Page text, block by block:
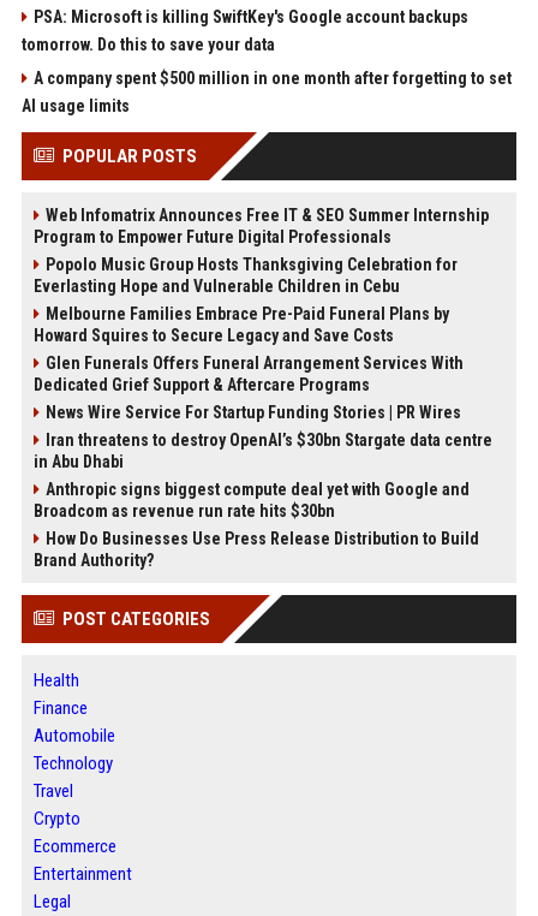
PSA: Microsoft is killing SwiftKey's Google account backups
tomorrow. Do this to save your data
A company spent $500 million in one month after forgetting to set
AI usage limits
POPULAR POSTS
Web Infomatrix Announces Free IT & SEO Summer Internship
Program to Empower Future Digital Professionals
Popolo Music Group Hosts Thanksgiving Celebration for
Everlasting Hope and Vulnerable Children in Cebu
Melbourne Families Embrace Pre-Paid Funeral Plans by
Howard Squires to Secure Legacy and Save Costs
Glen Funerals Offers Funeral Arrangement Services With
Dedicated Grief Support & Aftercare Programs
News Wire Service For Startup Funding Stories | PR Wires
Iran threatens to destroy OpenAI’s $30bn Stargate data centre
in Abu Dhabi
Anthropic signs biggest compute deal yet with Google and
Broadcom as revenue run rate hits $30bn
How Do Businesses Use Press Release Distribution to Build
Brand Authority?
POST CATEGORIES
Health
Finance
Automobile
Technology
Travel
Crypto
Ecommerce
Entertainment
Legal